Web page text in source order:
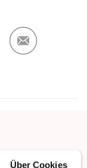
Über Cookies
HINZUFÜGEN